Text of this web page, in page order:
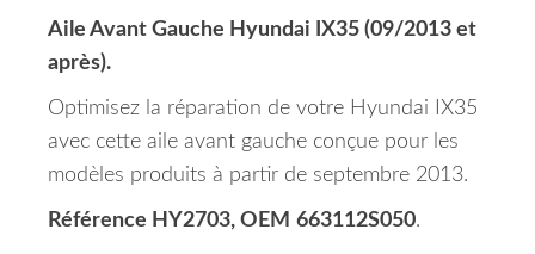
Aile Avant Gauche Hyundai IX35 (09/2013 et
après).
Optimisez la réparation de votre Hyundai IX35
avec cette aile avant gauche conçue pour les
modèles produits à partir de septembre 2013.
Référence HY2703, OEM 663112S050.